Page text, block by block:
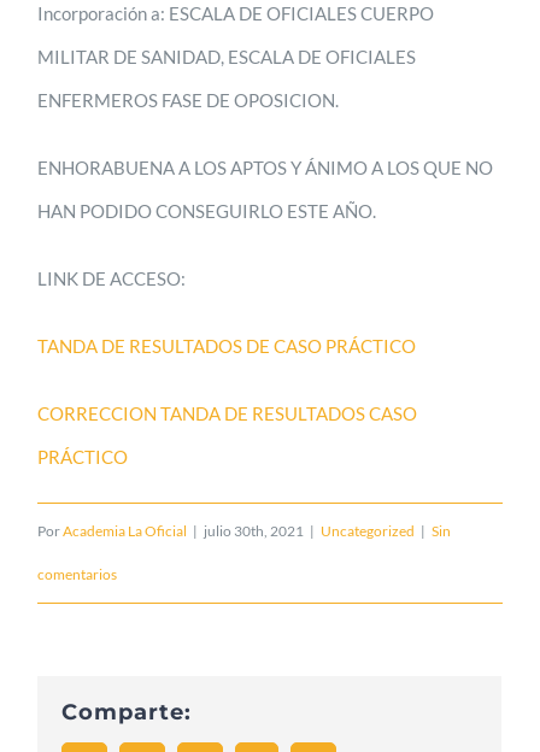
Incorporación a: ESCALA DE OFICIALES CUERPO
MILITAR DE SANIDAD, ESCALA DE OFICIALES
ENFERMEROS FASE DE OPOSICION.
ENHORABUENA A LOS APTOS Y ÁNIMO A LOS QUE NO
HAN PODIDO CONSEGUIRLO ESTE AÑO.
LINK DE ACCESO:
TANDA DE RESULTADOS DE CASO PRÁCTICO
CORRECCION TANDA DE RESULTADOS CASO
PRÁCTICO
PorAcademia La Oficial | julio 30th, 2021 | Uncategorized | Sin
comentarios
Comparte: